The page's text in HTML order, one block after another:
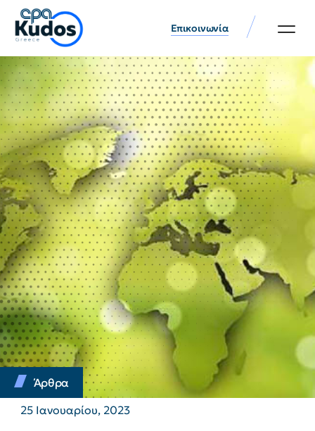
Επικοινωνία
Άρθρα
25 Ιανουαρίου, 2023